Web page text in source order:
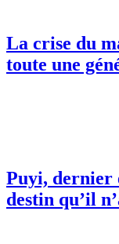
La crise du
toute une
Puyi, dernier
destin qu’il